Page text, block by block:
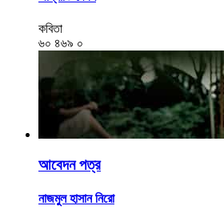
কবিতা
৬০ ৪৬৯ ০
আবেদন পত্র
নাজমুল হাসান নিরো